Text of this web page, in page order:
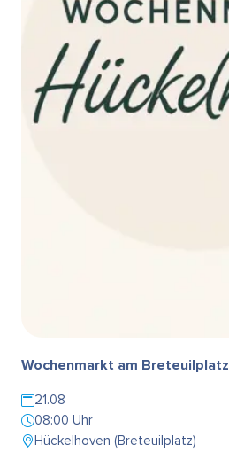
Wochenmarkt am Breteuilplatz
21.08
08:00 Uhr
Hückelhoven (Breteuilplatz)